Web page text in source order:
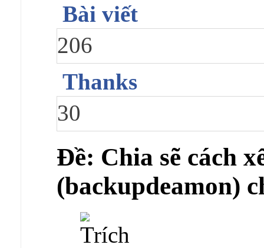
Bài viết
206
Thanks
30
Ðề: Chia sẽ cách
(backupdeamon)